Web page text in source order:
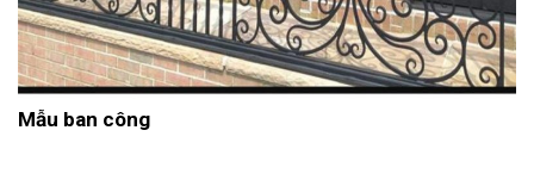
Mẫu ban công